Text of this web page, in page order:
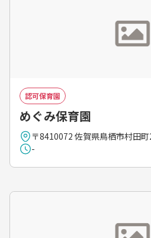
認可保育園
めぐみ保育園
〒8410072 佐賀県鳥栖市村田
-